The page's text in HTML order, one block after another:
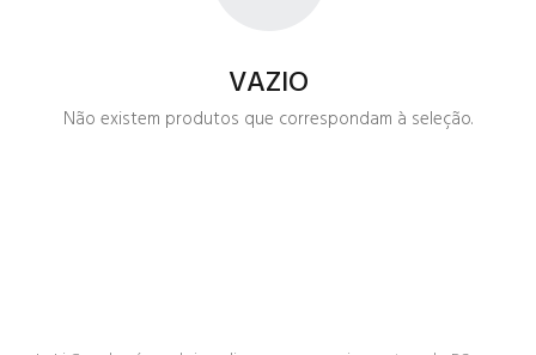
VAZIO
Não existem produtos que correspondam à seleção.